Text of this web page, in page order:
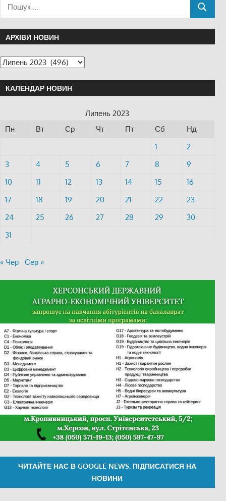
АРХІВИ НОВИН
КАЛЕНДАР НОВИН
Липень 2023
Пн
Вт Ср Чт Пт Сб
Нд
1
2
3
4 5 6 7 8
9
10
11 12 13 14 15
16
17
18 19 20 21 22
23
24
25 26 27 28 29
30
31
« Чер Сер »
ЧИТАЙТЕ НАС В GOOGLE NEWS. ПІДПИСАТИСЯ НА
НОВИНИ